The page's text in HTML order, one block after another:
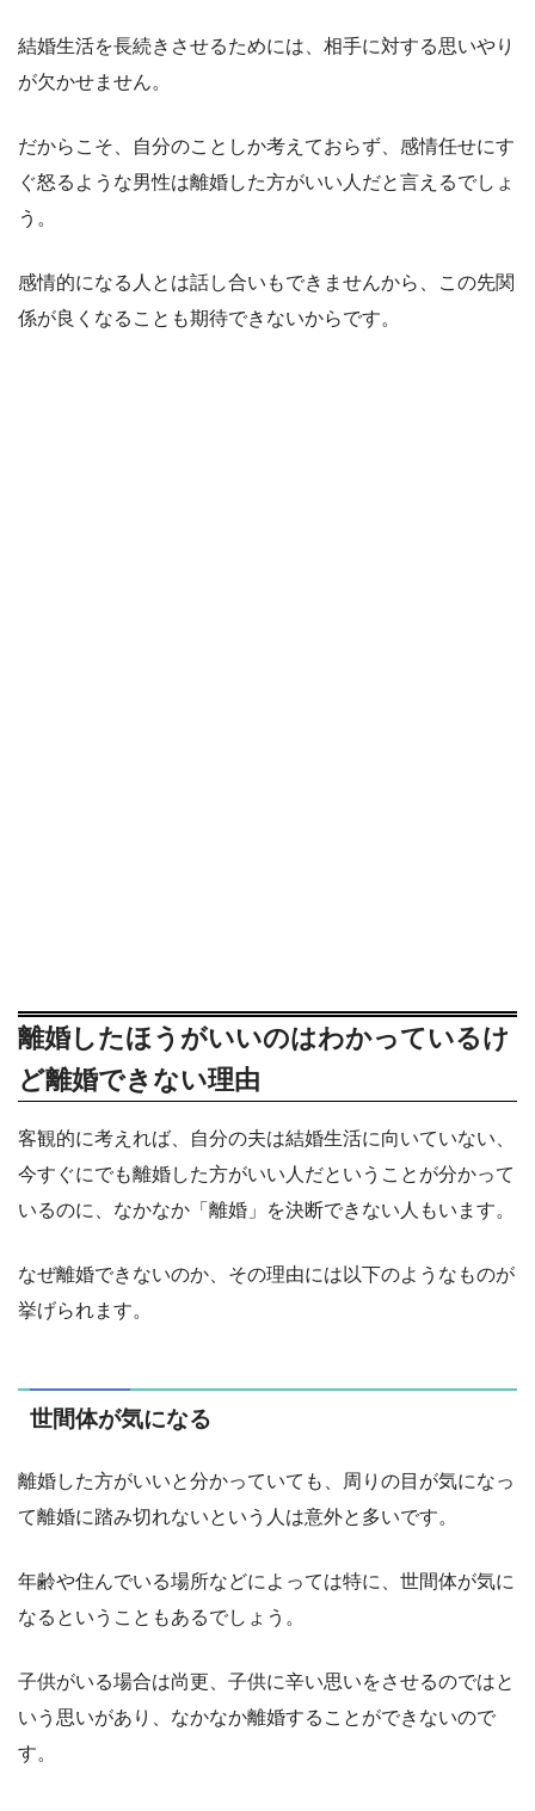
結婚生活を長続きさせるためには、相手に対する思いやり
が欠かせません。
だからこそ、自分のことしか考えておらず、感情任せにす
ぐ怒るような男性は離婚した方がいい人だと言えるでしょ
う。
感情的になる人とは話し合いもできませんから、この先関
係が良くなることも期待できないからです。
離婚したほうがいいのはわかっているけ
ど離婚できない理由
客観的に考えれば、自分の夫は結婚生活に向いていない、
今すぐにでも離婚した方がいい人だということが分かって
いるのに、なかなか「離婚」を決断できない人もいます。
なぜ離婚できないのか、その理由には以下のようなものが
挙げられます。
世間体が気になる
離婚した方がいいと分かっていても、周りの目が気になっ
て離婚に踏み切れないという人は意外と多いです。
年齢や住んでいる場所などによっては特に、世間体が気に
なるということもあるでしょう。
子供がいる場合は尚更、子供に辛い思いをさせるのではと
いう思いがあり、なかなか離婚することができないので
す。